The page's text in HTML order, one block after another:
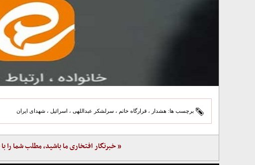
برچسب ها: هشدار ، قرارگاه خاتم ، سرلشکر عبداللهی ، اسرائیل ، شهدای ایران
« خبرنگار افتخاری ما باشید، مطلب شما را